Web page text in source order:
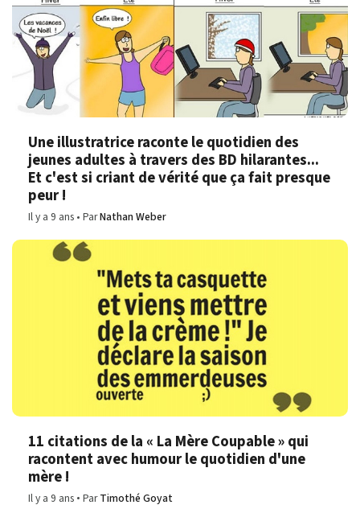
Une illustratrice raconte le quotidien des
jeunes adultes à travers des BD hilarantes...
Et c'est si criant de vérité que ça fait presque
peur !
Il y a 9 ans ParNathan Weber
11 citations de la « La Mère Coupable » qui
racontent avec humour le quotidien d'une
mère !
Il y a 9 ans ParTimothé Goyat